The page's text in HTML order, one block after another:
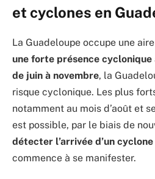
et cyclones en
La Guadeloupe occupe une
une forte présence cyclonique
de juin à novembre, la
risque cyclonique. Les plus
notamment au mois d’août et
est possible, par le biais de
détecter l’arrivée d’un cyclone
commence à se manifester.